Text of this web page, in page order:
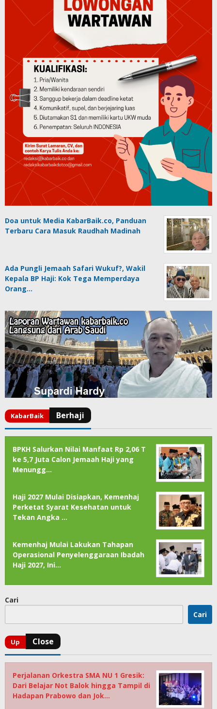
Doa untuk Media KabarBaik.co, Panduan
Terbaru Cara Masuk Raudhah Madinah
Ada Pungli Jemaah Safari Wukuf?, Wakil
Kepala BP Haji: Kok Tega Memperdaya
Orang…
BPKH Salurkan Nilai Manfaat Rp 2,06 T
ke 5,7 Juta Calon Jemaah Haji yang
Menungg…
Haji 2027 Mulai Disiapkan, Kemenhaj
Perketat Syarat Kesehatan untuk
Tekan Angka …
Kemenhaj Mulai Lakukan Tahapan
Operasional Penyelenggaraan Ibadah
Haji 2027, Ini…
Cari
Cari
Perjalanan Orkestra SMA NU 1 Gresik:
Dari Belajar Not Balok hingga Tampil di
Hadapan Prabowo dan Jok…